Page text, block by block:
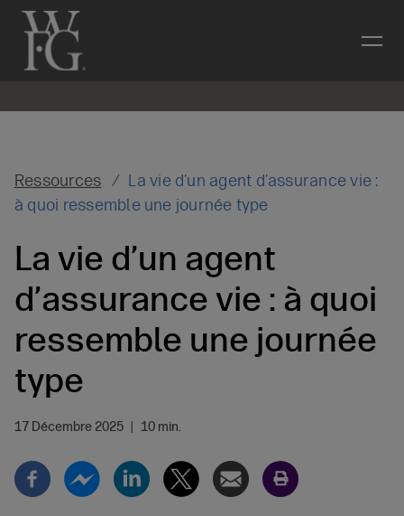
Ressources
La vie d’un agent d’assurance vie :
à quoi ressemble une journée type
La vie d’un agent
d’assurance vie : à quoi
ressemble une journée
type
17 Décembre 2025 10 min.